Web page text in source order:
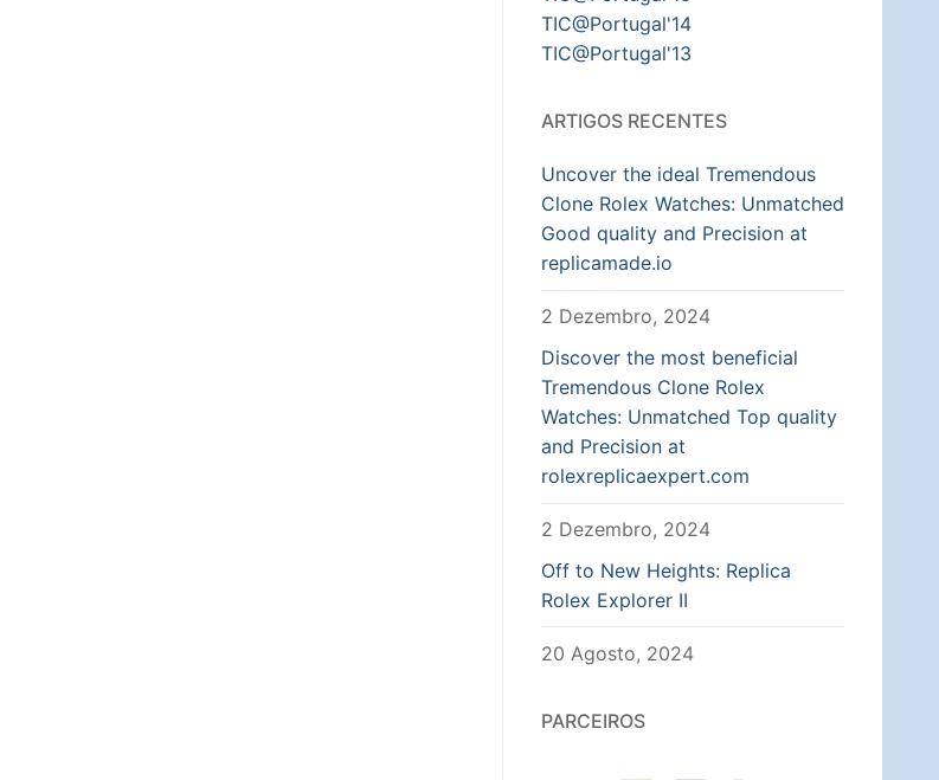
TIC@Portugal'14
TIC@Portugal'13
ARTIGOS RECENTES
Uncover the ideal Tremendous
Clone Rolex Watches: Unmatched
Good quality and Precision at
replicamade.io
2 Dezembro, 2024
Discover the most beneficial
Tremendous Clone Rolex
Watches: Unmatched Top quality
and Precision at
rolexreplicaexpert.com
2 Dezembro, 2024
Off to New Heights: Replica
Rolex Explorer II
20 Agosto, 2024
PARCEIROS